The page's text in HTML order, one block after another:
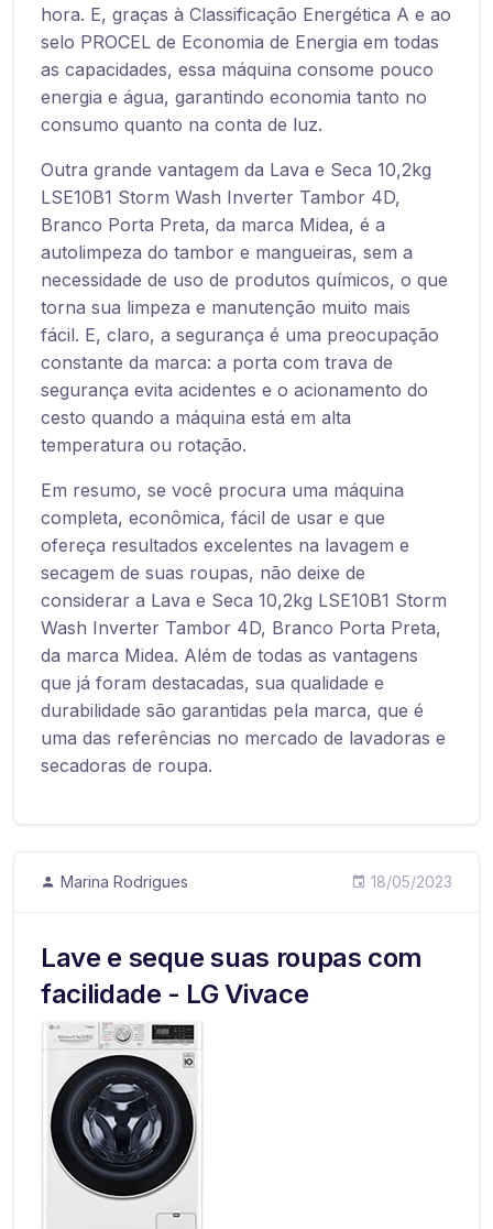
hora. E, graças à Classificação Energética A e ao
selo PROCEL de Economia de Energia em todas
as capacidades, essa máquina consome pouco
energia e água, garantindo economia tanto no
consumo quanto na conta de luz.
Outra grande vantagem da Lava e Seca 10,2kg
LSE10B1 Storm Wash Inverter Tambor 4D,
Branco Porta Preta, da marca Midea, é a
autolimpeza do tambor e mangueiras, sem a
necessidade de uso de produtos químicos, o que
torna sua limpeza e manutenção muito mais
fácil. E, claro, a segurança é uma preocupação
constante da marca: a porta com trava de
segurança evita acidentes e o acionamento do
cesto quando a máquina está em alta
temperatura ou rotação.
Em resumo, se você procura uma máquina
completa, econômica, fácil de usar e que
ofereça resultados excelentes na lavagem e
secagem de suas roupas, não deixe de
considerar a Lava e Seca 10,2kg LSE10B1 Storm
Wash Inverter Tambor 4D, Branco Porta Preta,
da marca Midea. Além de todas as vantagens
que já foram destacadas, sua qualidade e
durabilidade são garantidas pela marca, que é
uma das referências no mercado de lavadoras e
secadoras de roupa.
Marina Rodrigues 18/05/2023
Lave e seque suas roupas com
facilidade - LG Vivace